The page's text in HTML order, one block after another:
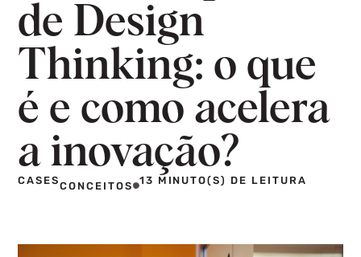
de Design
Thinking: o que
é e como acelera
a inovação?
CASESCONCEITOS 13 MINUTO(S) DE LEITURA